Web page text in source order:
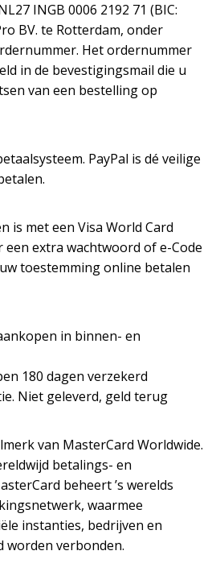
INGB 0006 2192 71 (BIC:
BV. te Rotterdam, onder
Het ordernummer
in de bevestigingsmail die u
van een bestelling op
PayPal is dé veilige
is met een Visa World Card
extra wachtwoord of e-Code
toestemming online betalen
in binnen- en
180 dagen verzekerd
Niet geleverd, geld terug
van MasterCard Worldwide.
betalings- en
beheert ’s werelds
waarmee
instanties, bedrijven en
worden verbonden.